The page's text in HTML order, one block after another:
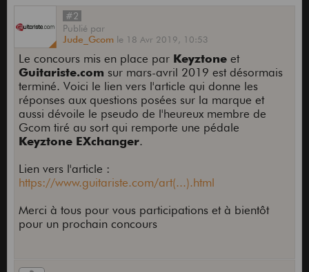
#2
Publié par
Jude_Gcom le 18 Avr 2019, 10:53
Le concours mis en place par Keyztoneet
Guitariste.com sur mars-avril 2019 est désormais
terminé. Voici le lien vers l'article qui donne les
réponses aux questions posées sur la marque et
aussi dévoile le pseudo de l'heureux membre de
Gcom tiré au sort qui remporte une pédale
Keyztone EXchanger.
Lien vers l'article :
https://www.guitariste.com/art(...).html
Merci à tous pour vous participations et à bientôt
pour un prochain concours